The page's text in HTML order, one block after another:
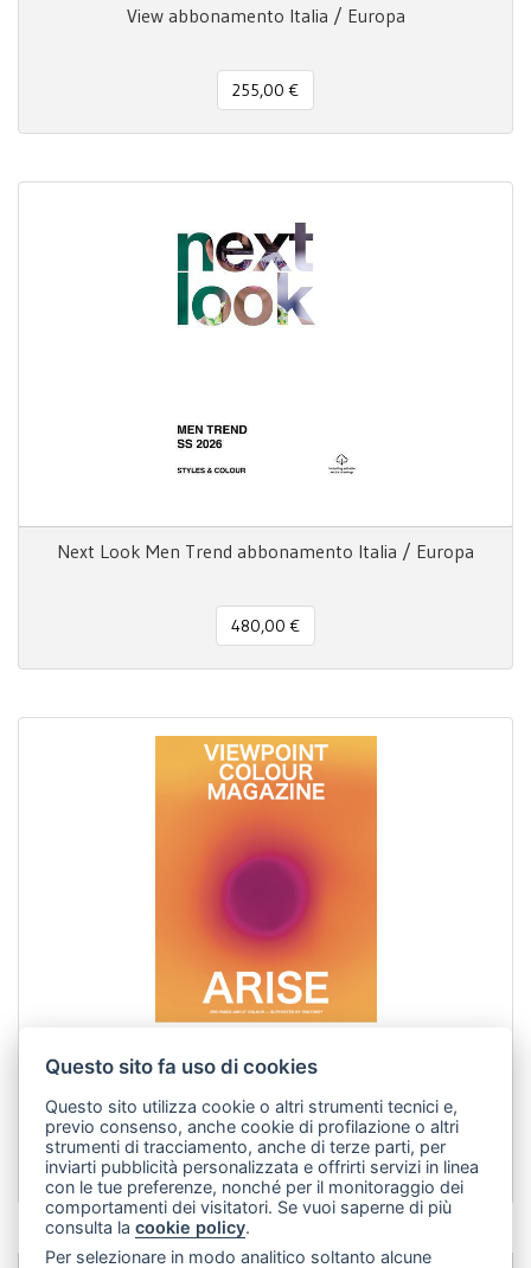
View abbonamento Italia / Europa
255,00 €
Next Look Men Trend abbonamento Italia / Europa
480,00 €
175,00 €
Questo sito fa uso di cookies
Questo sito utilizza cookie o altri strumenti tecnici e,
previo consenso, anche cookie di profilazione o altri
strumenti di tracciamento, anche di terze parti, per
inviarti pubblicità personalizzata e offrirti servizi in linea
con le tue preferenze, nonché per il monitoraggio dei
comportamenti dei visitatori. Se vuoi saperne di più
consulta lacookie policy.
Per selezionare in modo analitico soltanto alcune